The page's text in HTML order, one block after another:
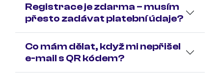
Registrace je zdarma – musím
přesto zadávat platební údaje?
Co mám dělat, když mi nepřišel
e-mail s QR kódem?